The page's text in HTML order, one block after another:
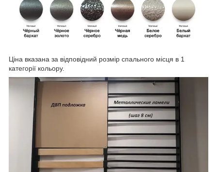
Ціна вказана за відповідний розмір спального місця в 1
категорії кольору.